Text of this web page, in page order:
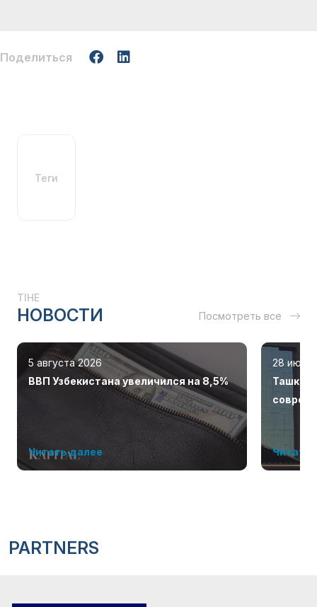
Поделиться
Теги
TIHE
НОВОСТИ Посмотреть все
5 августа 2026
ВВП Узбекистана увеличился на 8,5%
Читать далее
28 июля
Читать
PARTNERS